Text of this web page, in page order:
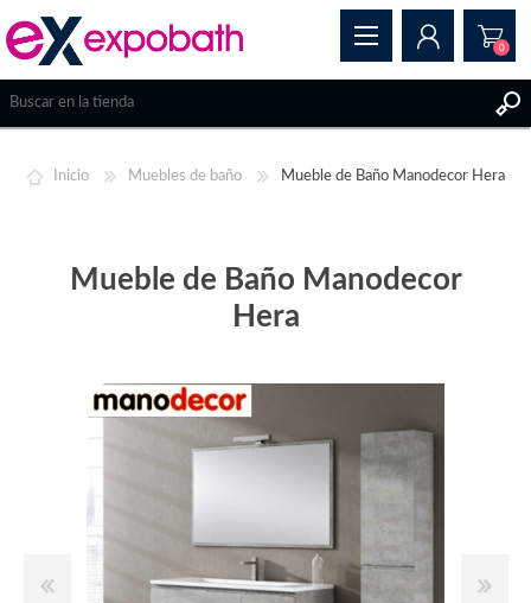
INICIAR SESIÓN
0
Inicio Muebles de baño Mueble de Baño Manodecor Hera
Mueble de Baño Manodecor
Hera